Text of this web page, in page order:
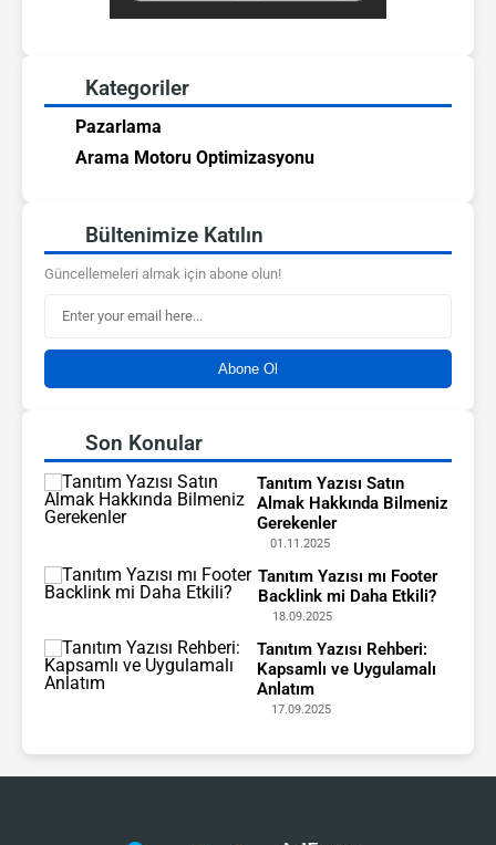
Kategoriler
Pazarlama
Arama Motoru Optimizasyonu
Bültenimize Katılın
Güncellemeleri almak için abone olun!
Abone Ol
Son Konular
Tanıtım Yazısı Satın
Almak Hakkında Bilmeniz
Gerekenler
01.11.2025
Tanıtım Yazısı mı Footer
Backlink mi Daha Etkili?
18.09.2025
Tanıtım Yazısı Rehberi:
Kapsamlı ve Uygulamalı
Anlatım
17.09.2025